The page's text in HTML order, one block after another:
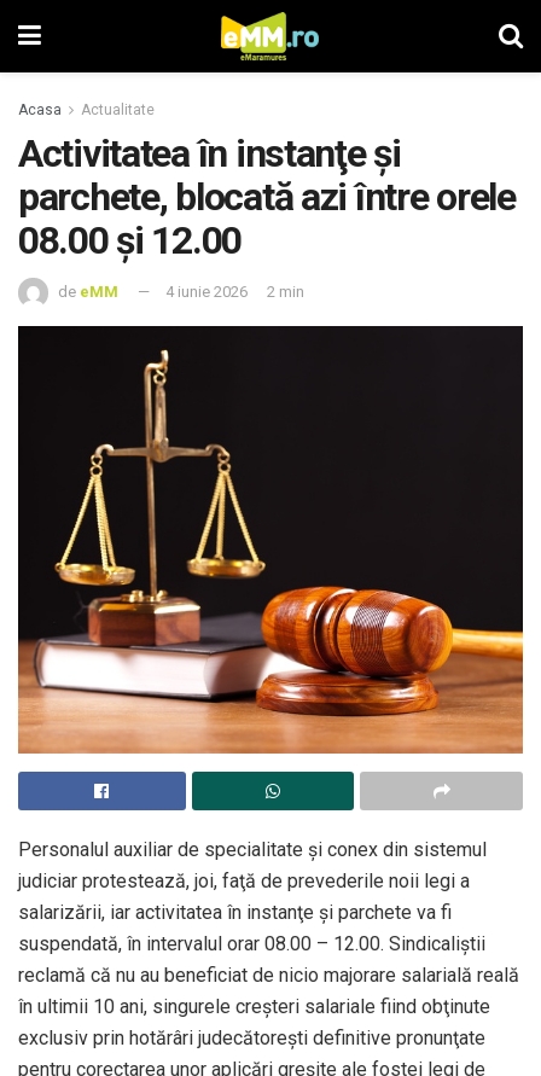
Acasa Actualitate
Activitatea în instanţe şi
parchete, blocată azi între orele
08.00 şi 12.00
de eMM 4 iunie 2026 2 min
Personalul auxiliar de specialitate şi conex din sistemul
judiciar protestează, joi, faţă de prevederile noii legi a
salarizării, iar activitatea în instanţe şi parchete va fi
suspendată, în intervalul orar 08.00 – 12.00. Sindicaliştii
reclamă că nu au beneficiat de nicio majorare salarială reală
în ultimii 10 ani, singurele creşteri salariale fiind obţinute
exclusiv prin hotărâri judecătoreşti definitive pronunţate
pentru corectarea unor aplicări greşite ale fostei legi de